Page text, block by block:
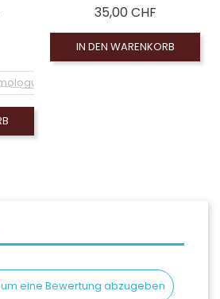
(EXE-2206)
35,00 CHFPreis
IN DEN WARENKORB
um eine Bewertung abzugeben